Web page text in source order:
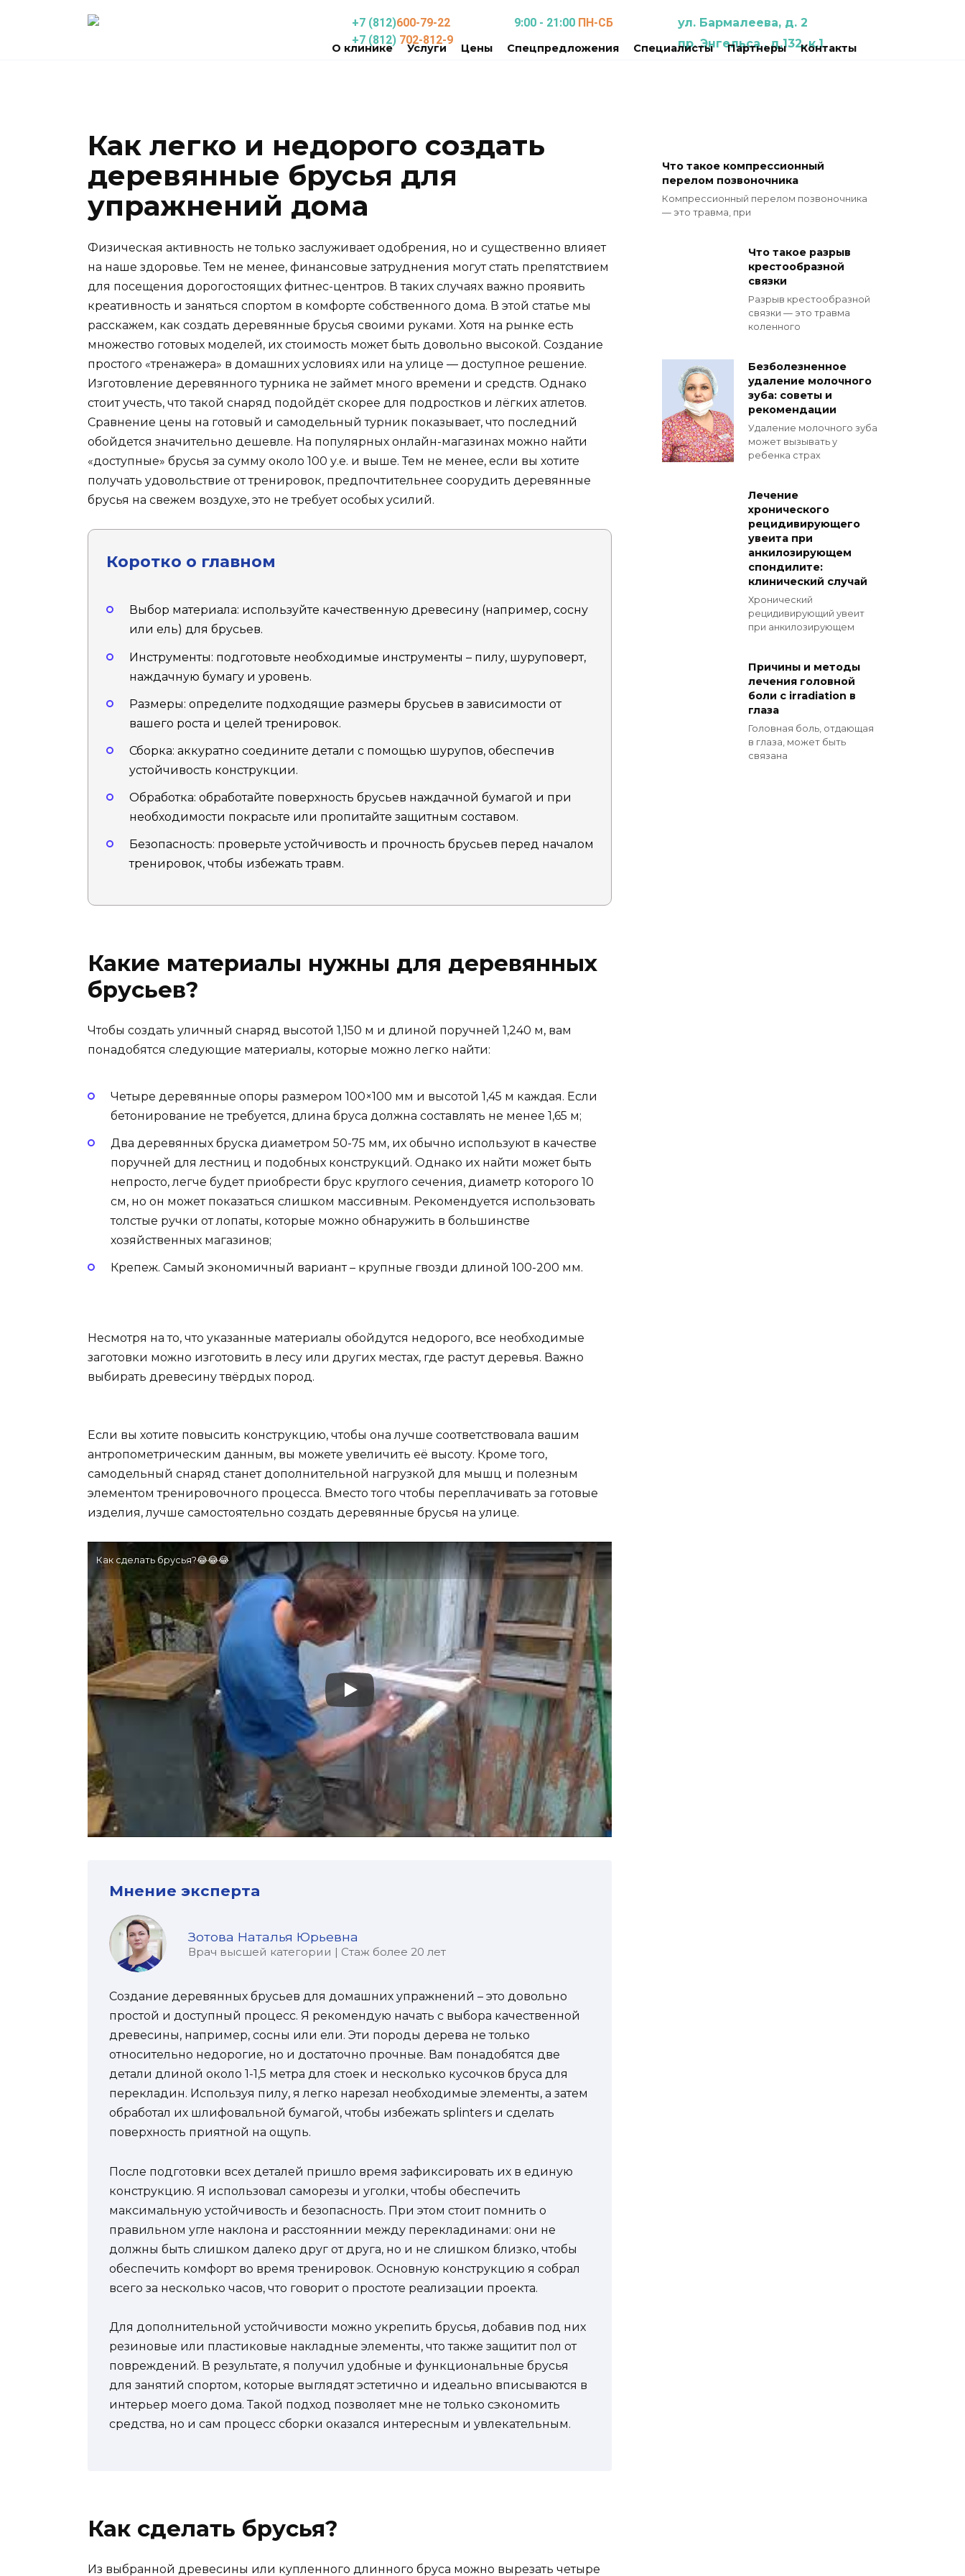
+7 (812)600-79-22
+7 (812) 702-812-9
9:00 - 21:00 ПН-СБ
ул. Бармалеева, д. 2
пр. Энгельса , д.132, к.1
О клинике Услуги Цены Спецпредложения Специалисты Партнеры Контакты
Как легко и недорого создать
деревянные брусья для
упражнений дома
Физическая активность не только заслуживает одобрения, но и существенно влияет
на наше здоровье. Тем не менее, финансовые затруднения могут стать препятствием
для посещения дорогостоящих фитнес-центров. В таких случаях важно проявить
креативность и заняться спортом в комфорте собственного дома. В этой статье мы
расскажем, как создать деревянные брусья своими руками. Хотя на рынке есть
множество готовых моделей, их стоимость может быть довольно высокой. Создание
простого «тренажера» в домашних условиях или на улице — доступное решение.
Изготовление деревянного турника не займет много времени и средств. Однако
стоит учесть, что такой снаряд подойдёт скорее для подростков и лёгких атлетов.
Сравнение цены на готовый и самодельный турник показывает, что последний
обойдется значительно дешевле. На популярных онлайн-магазинах можно найти
«доступные» брусья за сумму около 100 у.е. и выше. Тем не менее, если вы хотите
получать удовольствие от тренировок, предпочтительнее соорудить деревянные
брусья на свежем воздухе, это не требует особых усилий.
Коротко о главном
Выбор материала: используйте качественную древесину (например, сосну
или ель) для брусьев.
Инструменты: подготовьте необходимые инструменты – пилу, шуруповерт,
наждачную бумагу и уровень.
Размеры: определите подходящие размеры брусьев в зависимости от
вашего роста и целей тренировок.
Сборка: аккуратно соедините детали с помощью шурупов, обеспечив
устойчивость конструкции.
Обработка: обработайте поверхность брусьев наждачной бумагой и при
необходимости покрасьте или пропитайте защитным составом.
Безопасность: проверьте устойчивость и прочность брусьев перед началом
тренировок, чтобы избежать травм.
Какие материалы нужны для деревянных
брусьев?
Чтобы создать уличный снаряд высотой 1,150 м и длиной поручней 1,240 м, вам
понадобятся следующие материалы, которые можно легко найти:
Четыре деревянные опоры размером 100×100 мм и высотой 1,45 м каждая. Если
бетонирование не требуется, длина бруса должна составлять не менее 1,65 м;
Два деревянных бруска диаметром 50-75 мм, их обычно используют в качестве
поручней для лестниц и подобных конструкций. Однако их найти может быть
непросто, легче будет приобрести брус круглого сечения, диаметр которого 10
см, но он может показаться слишком массивным. Рекомендуется использовать
толстые ручки от лопаты, которые можно обнаружить в большинстве
хозяйственных магазинов;
Крепеж. Самый экономичный вариант – крупные гвозди длиной 100-200 мм.
Несмотря на то, что указанные материалы обойдутся недорого, все необходимые
заготовки можно изготовить в лесу или других местах, где растут деревья. Важно
выбирать древесину твёрдых пород.
Если вы хотите повысить конструкцию, чтобы она лучше соответствовала вашим
антропометрическим данным, вы можете увеличить её высоту. Кроме того,
самодельный снаряд станет дополнительной нагрузкой для мышц и полезным
элементом тренировочного процесса. Вместо того чтобы переплачивать за готовые
изделия, лучше самостоятельно создать деревянные брусья на улице.
Как сделать брусья?😂😂😂
Мнение эксперта
Зотова Наталья Юрьевна
Врач высшей категории | Стаж более 20 лет
Создание деревянных брусьев для домашних упражнений – это довольно
простой и доступный процесс. Я рекомендую начать с выбора качественной
древесины, например, сосны или ели. Эти породы дерева не только
относительно недорогие, но и достаточно прочные. Вам понадобятся две
детали длиной около 1-1,5 метра для стоек и несколько кусочков бруса для
перекладин. Используя пилу, я легко нарезал необходимые элементы, а затем
обработал их шлифовальной бумагой, чтобы избежать splinters и сделать
поверхность приятной на ощупь.
После подготовки всех деталей пришло время зафиксировать их в единую
конструкцию. Я использовал саморезы и уголки, чтобы обеспечить
максимальную устойчивость и безопасность. При этом стоит помнить о
правильном угле наклона и расстояннии между перекладинами: они не
должны быть слишком далеко друг от друга, но и не слишком близко, чтобы
обеспечить комфорт во время тренировок. Основную конструкцию я собрал
всего за несколько часов, что говорит о простоте реализации проекта.
Для дополнительной устойчивости можно укрепить брусья, добавив под них
резиновые или пластиковые накладные элементы, что также защитит пол от
повреждений. В результате, я получил удобные и функциональные брусья
для занятий спортом, которые выглядят эстетично и идеально вписываются в
интерьер моего дома. Такой подход позволяет мне не только сэкономить
средства, но и сам процесс сборки оказался интересным и увлекательным.
Как сделать брусья?
Из выбранной древесины или купленного длинного бруса можно вырезать четыре
Что такое компрессионный
перелом позвоночника
Компрессионный перелом позвоночника
— это травма, при
Что такое разрыв
крестообразной
связки
Разрыв крестообразной
связки — это травма
коленного
Безболезненное
удаление молочного
зуба: советы и
рекомендации
Удаление молочного зуба
может вызывать у
ребенка страх
Лечение
хронического
рецидивирующего
увеита при
анкилозирующем
спондилите:
клинический случай
Хронический
рецидивирующий увеит
при анкилозирующем
Причины и методы
лечения головной
боли с irradiation в
глаза
Головная боль, отдающая
в глаза, может быть
связана